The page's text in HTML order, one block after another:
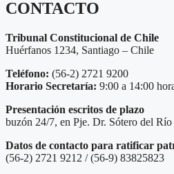
CONTACTO
Tribunal Constitucional de Chile
Huérfanos 1234, Santiago – Chile
Teléfono: (56-2) 2721 9200
Horario Secretaría: 9:00 a 14:00
Presentación escritos de plazo
buzón 24/7, en Pje. Dr. Sótero del
Datos de contacto para ratificar
(56-2) 2721 9212 / (56-9) 83825823